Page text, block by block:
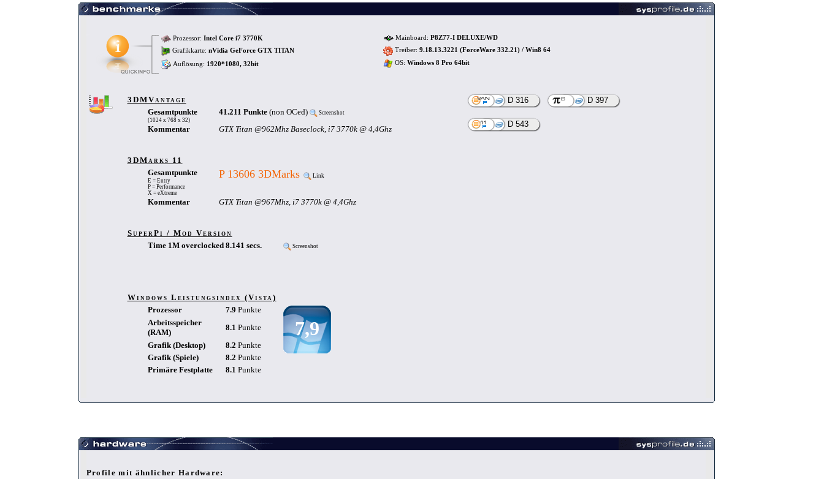
Prozessor: Intel Core i7 3770K
Grafikkarte: nVidia GeForce GTX TITAN
Auflösung: 1920*1080, 32bit
Mainboard:P8Z77-I DELUXE/WD
Treiber:9.18.13.3221 (ForceWare 332.21) / Win8 64
OS:Windows 8 Pro 64bit
3DMVantage
Gesamtpunkte
(1024 x 768 x 32)
41.211 Punkte (non OCed) Screenshot
Kommentar GTX Titan @962Mhz Baseclock, i7 3770k @ 4,4Ghz
3DMarks 11
Gesamtpunkte
E = Entry
P = Performance
X = eXtreme
P 13606 3DMarks Link
Kommentar GTX Titan @967Mhz, i7 3770k @ 4,4Ghz
SuperPi / Mod Version
Time 1M overclocked 8.141 secs. Screenshot
Windows Leistungsindex (Vista)
Prozessor
7.9 Punkte
7,9
Arbeitsspeicher
(RAM)
8.1 Punkte
Grafik (Desktop)
8.2 Punkte
Grafik (Spiele)
8.2 Punkte
Primäre Festplatte
8.1 Punkte
D 316 D 397
D 543
Profile mit ähnlicher Hardware: